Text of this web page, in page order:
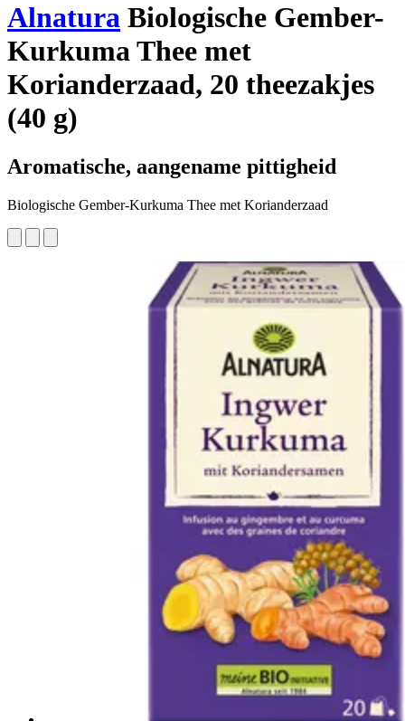
Alnatura Biologische Gember-
Kurkuma Thee met
Korianderzaad, 20 theezakjes
(40 g)
Aromatische, aangename pittigheid
Biologische Gember-Kurkuma Thee met Korianderzaad